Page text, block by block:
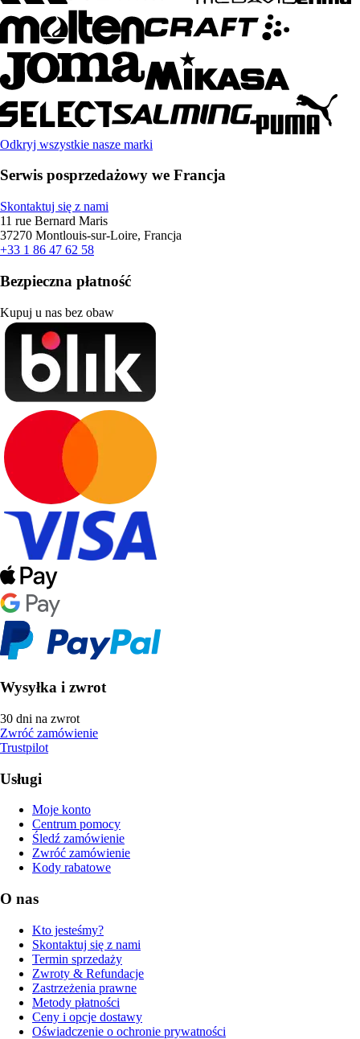
Odkryj wszystkie nasze marki
Serwis posprzedażowy we Francja
Skontaktuj się z nami
11 rue Bernard Maris
37270 Montlouis-sur-Loire, Francja
+33 1 86 47 62 58
Bezpieczna płatność
Kupuj u nas bez obaw
Wysyłka i zwrot
30 dni na zwrot
Zwróć zamówienie
Trustpilot
Usługi
Moje konto
Centrum pomocy
Śledź zamówienie
Zwróć zamówienie
Kody rabatowe
O nas
Kto jesteśmy?
Skontaktuj się z nami
Termin sprzedaży
Zwroty & Refundacje
Zastrzeżenia prawne
Metody płatności
Ceny i opcje dostawy
Oświadczenie o ochronie prywatności